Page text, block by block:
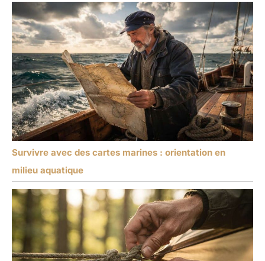
Survivre avec des cartes marines : orientation en
milieu aquatique